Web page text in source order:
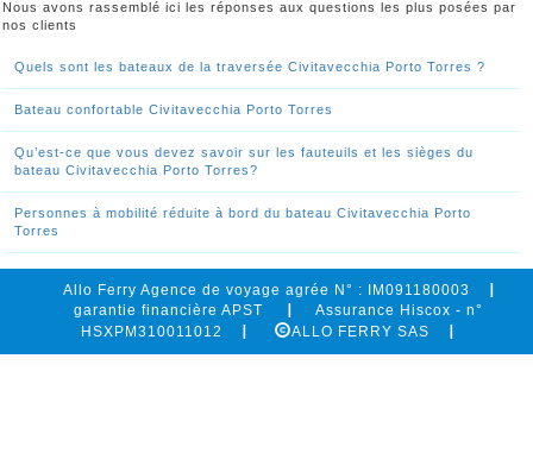
Nous avons rassemblé ici les réponses aux questions les plus posées par
nos clients
Quels sont les bateaux de la traversée Civitavecchia Porto Torres ?
Bateau confortable Civitavecchia Porto Torres
Qu’est-ce que vous devez savoir sur les fauteuils et les sièges du
bateau Civitavecchia Porto Torres?
Personnes à mobilité réduite à bord du bateau Civitavecchia Porto
Torres
Allo Ferry Agence de voyage agrée N° : IM091180003
garantie financière APST
Assurance Hiscox - n°
HSXPM310011012
ALLO FERRY SAS